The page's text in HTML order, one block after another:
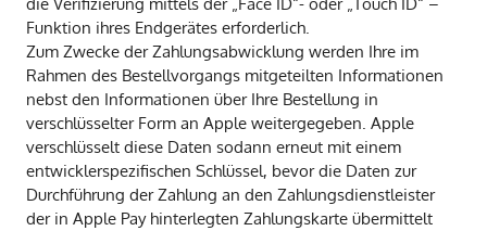
Funktion ihres Endgerätes erforderlich.
Zum Zwecke der Zahlungsabwicklung werden Ihre im
Rahmen des Bestellvorgangs mitgeteilten Informationen
nebst den Informationen über Ihre Bestellung in
verschlüsselter Form an Apple weitergegeben. Apple
verschlüsselt diese Daten sodann erneut mit einem
entwicklerspezifischen Schlüssel, bevor die Daten zur
Durchführung der Zahlung an den Zahlungsdienstleister
der in Apple Pay hinterlegten Zahlungskarte übermittelt